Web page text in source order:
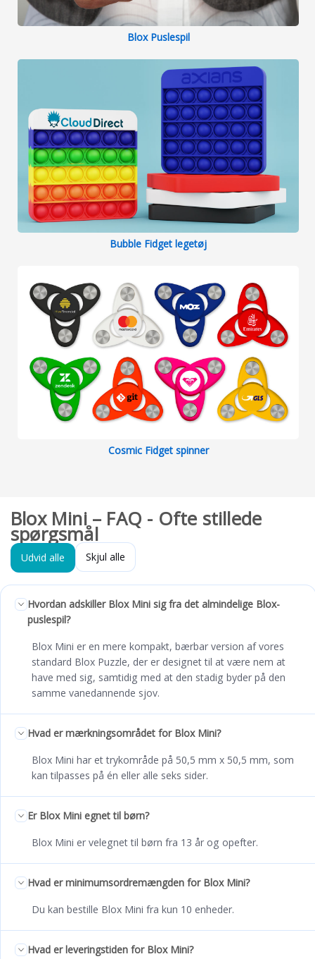
Blox Puslespil
Bubble Fidget legetøj
Cosmic Fidget spinner
Blox Mini – FAQ - Ofte stillede
spørgsmål
Udvid alle Skjul alle
Hvordan adskiller Blox Mini sig fra det almindelige Blox-
puslespil?
Blox Mini er en mere kompakt, bærbar version af vores
standard Blox Puzzle, der er designet til at være nem at
have med sig, samtidig med at den stadig byder på den
samme vanedannende sjov.
Hvad er mærkningsområdet for Blox Mini?
Blox Mini har et trykområde på 50,5 mm x 50,5 mm, som
kan tilpasses på én eller alle seks sider.
Er Blox Mini egnet til børn?
Blox Mini er velegnet til børn fra 13 år og opefter.
Hvad er minimumsordremængden for Blox Mini?
Du kan bestille Blox Mini fra kun 10 enheder.
Hvad er leveringstiden for Blox Mini?